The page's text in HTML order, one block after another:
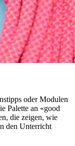
oder Modulen
Palette an «good
die zeigen, wie
den Unterricht